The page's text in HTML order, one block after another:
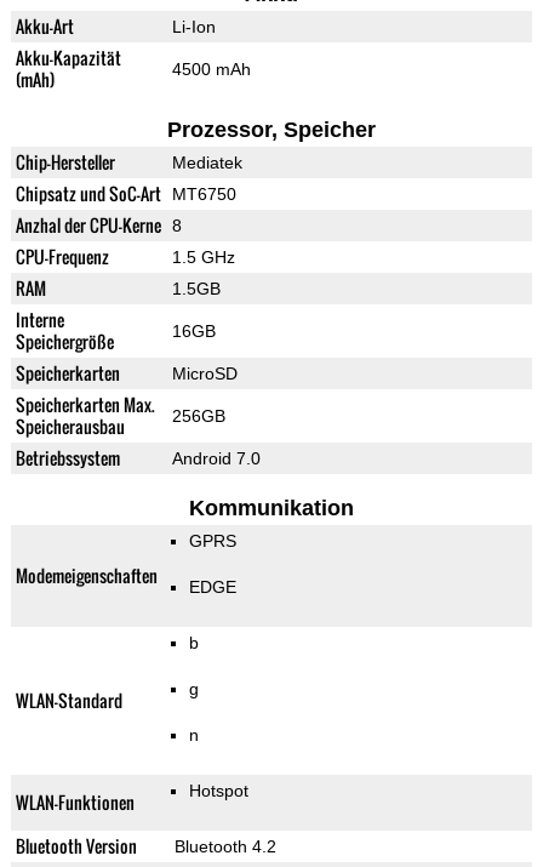
Akku-Art Li-Ion
Akku-Kapazität
(mAh)
4500 mAh
Prozessor, Speicher
Chip-Hersteller Mediatek
Chipsatz und SoC-Art MT6750
Anzhal der CPU-Kerne 8
CPU-Frequenz 1.5 GHz
RAM 1.5GB
Interne
Speichergröße
16GB
Speicherkarten MicroSD
Speicherkarten Max.
Speicherausbau
256GB
Betriebssystem Android 7.0
Kommunikation
Modemeigenschaften
GPRS
EDGE
WLAN-Standard
b
g
n
WLAN-Funktionen Hotspot
Bluetooth Version Bluetooth 4.2